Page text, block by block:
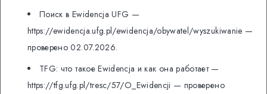
Поиск в Ewidencja UFG —
https://ewidencja.ufg.pl/ewidencja/obywatel/wyszukiwanie —
проверено 02.07.2026.
TFG: что такое Ewidencja и как она работает —
https://tfg.ufg.pl/tresc/57/O_Ewidencji — проверено